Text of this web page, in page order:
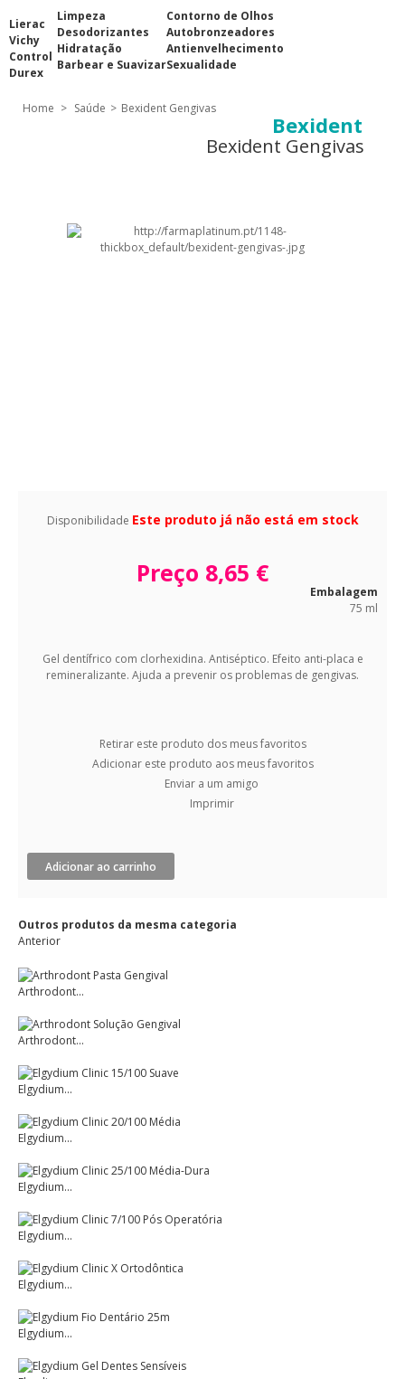
Lierac
Vichy
Control
Durex
Limpeza
Desodorizantes
Hidratação
Barbear e Suavizar
Contorno de Olhos
Autobronzeadores
Antienvelhecimento
Sexualidade
Home > Saúde > Bexident Gengivas
Bexident
Bexident Gengivas
Disponibilidade Este produto já não está em stock
Preço 8,65 €
Embalagem
75 ml
Gel dentífrico com clorhexidina. Antiséptico. Efeito anti-placa e
remineralizante. Ajuda a prevenir os problemas de gengivas.
Retirar este produto dos meus favoritos
Adicionar este produto aos meus favoritos
Enviar a um amigo
Imprimir
Adicionar ao carrinho
Outros produtos da mesma categoria
Anterior
Arthrodont...
Arthrodont...
Elgydium...
Elgydium...
Elgydium...
Elgydium...
Elgydium...
Elgydium...